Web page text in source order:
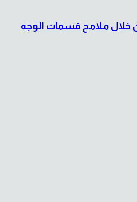
خلال ملامح قسمات الوجه